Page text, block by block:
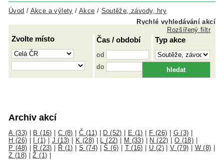
Rychlé vyhledávání akcí
Úvod / Akce a výlety / Akce / Soutěže, závody, hry
Zvolte místo Čas / období
od
do
Typ akce
Rozšířený filtr
Archiv akcí
A (33) B (16) C (8) |Č (11) D (52) E (1) F (26) G (3)
H (26)
I (1) J (13) K (28) L (22) M (33) N (22) O (18)
P (48)
R (23) Ř (1) |S (74) |Š (6) T (16) U (2)|V (79) W (8)
Z (18) |Ž (1)